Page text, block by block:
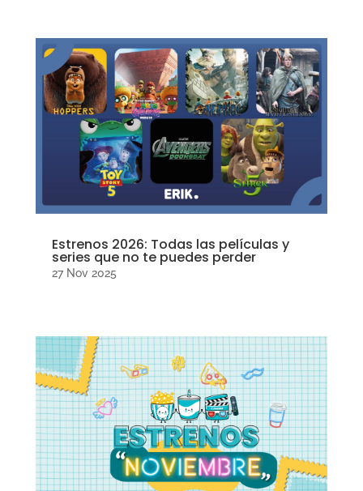
Estrenos 2026: Todas las películas y
series que no te puedes perder
27 Nov 2025